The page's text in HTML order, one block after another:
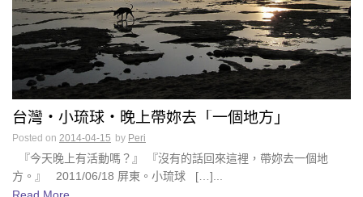
台灣・小琉球・晚上帶妳去「一個地方」
Posted on 2014-04-15 by Peri
『今天晚上有活動嗎？』 『沒有的話回來這裡，帶妳去一個地
方。』 2011/06/18 屏東。小琉球 […]...
Read More